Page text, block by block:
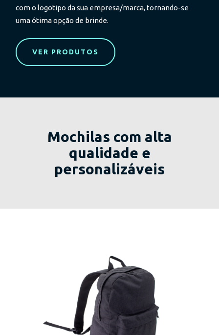
com o logotipo da sua empresa/marca, tornando-se
uma ótima opção de brinde.
VER PRODUTOS
Mochilas com alta
qualidade e
personalizáveis